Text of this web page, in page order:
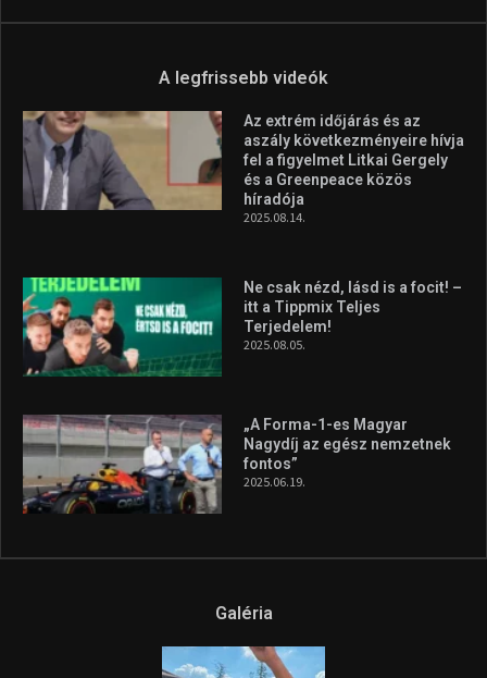
A legfrissebb videók
Az extrém időjárás és az
aszály következményeire hívja
fel a figyelmet Litkai Gergely
és a Greenpeace közös
híradója
2025.08.14.
Ne csak nézd, lásd is a focit! –
itt a Tippmix Teljes
Terjedelem!
2025.08.05.
„A Forma-1-es Magyar
Nagydíj az egész nemzetnek
fontos”
2025.06.19.
Galéria